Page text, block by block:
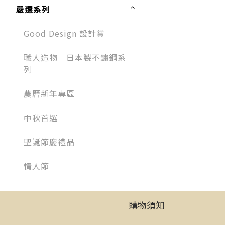
嚴選系列
Good Design 設計賞
職人造物｜日本製不鏽鋼系
列
農曆新年專區
中秋首選
聖誕節慶禮品
情人節
購物須知